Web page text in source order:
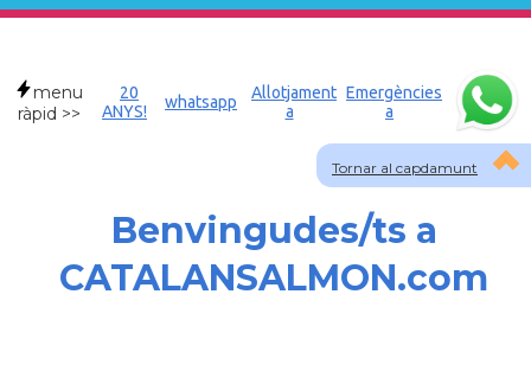
Tornar al capdamunt
menu
ràpid >>
20
ANYS!
whatsapp
Allotjament
a
Emergències
a
Benvingudes/ts a
CATALANSALMON.com